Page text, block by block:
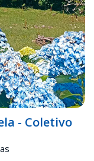
- Coletivo